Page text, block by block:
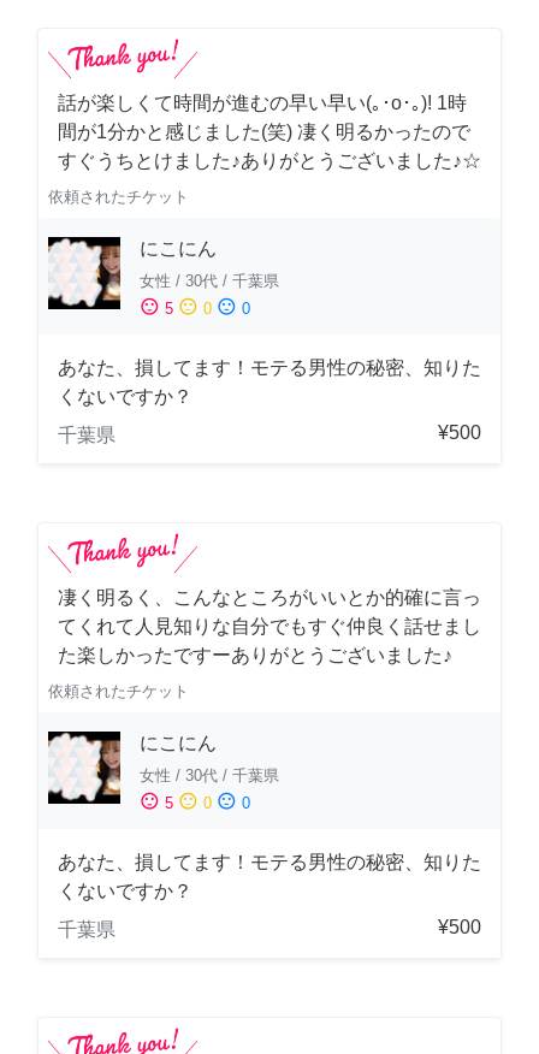
話が楽しくて時間が進むの早い早い(｡･о･｡)! 1時
間が1分かと感じました(笑) 凄く明るかったので
すぐうちとけました♪ありがとうございました♪☆
依頼されたチケット
にこにん
女性 / 30代 / 千葉県
sentiment_satisfied 5 sentiment_neutral 0 sentiment_dissatisfied 0
あなた、損してます！モテる男性の秘密、知りた
くないですか？
千葉県
¥500
凄く明るく、こんなところがいいとか的確に言っ
てくれて人見知りな自分でもすぐ仲良く話せまし
た楽しかったですーありがとうございました♪
依頼されたチケット
にこにん
女性 / 30代 / 千葉県
sentiment_satisfied 5 sentiment_neutral 0 sentiment_dissatisfied 0
あなた、損してます！モテる男性の秘密、知りた
くないですか？
千葉県
¥500